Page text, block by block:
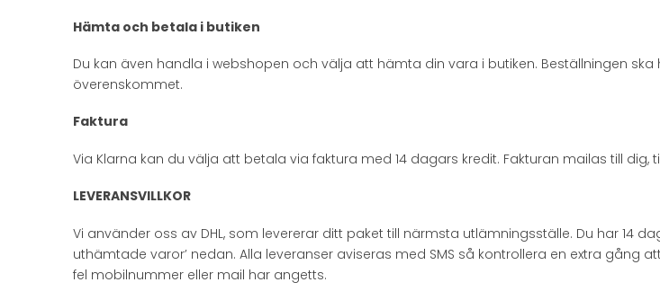
Hämta och betala i butiken
Du kan även handla i webshopen och välja att hämta din vara i butiken. Beställningen
överenskommet.
Faktura
Via Klarna kan du välja att betala via faktura med 14 dagars kredit. Fakturan mailas till
LEVERANSVILLKOR
Vi använder oss av DHL, som levererar ditt paket till närmsta utlämningsställe. Du har 14
uthämtade varor’ nedan. Alla leveranser aviseras med SMS så kontrollera en extra
fel mobilnummer eller mail har angetts.